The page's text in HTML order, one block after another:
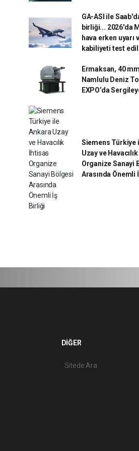
GA-ASI ile
birliği... 2026'da
hava erken uyarı
kabiliyeti test
Ermaksan, 40
Namlulu Deniz
EXPO’da
Siemens Türkiye
Uzay ve
Organize Sanayi
Arasında Önemli
DİĞER
Sitede Ara